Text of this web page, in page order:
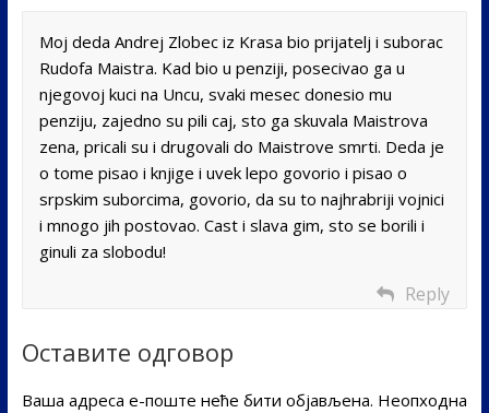
Moj deda Andrej Zlobec iz Krasa bio prijatelj i suborac
Rudofa Maistra. Kad bio u penziji, posecivao ga u
njegovoj kuci na Uncu, svaki mesec donesio mu
penziju, zajedno su pili caj, sto ga skuvala Maistrova
zena, pricali su i drugovali do Maistrove smrti. Deda je
o tome pisao i knjige i uvek lepo govorio i pisao o
srpskim suborcima, govorio, da su to najhrabriji vojnici
i mnogo jih postovao. Cast i slava gim, sto se borili i
ginuli za slobodu!
Reply
Оставите одговор
Ваша адреса е-поште неће бити објављена. Неопходна